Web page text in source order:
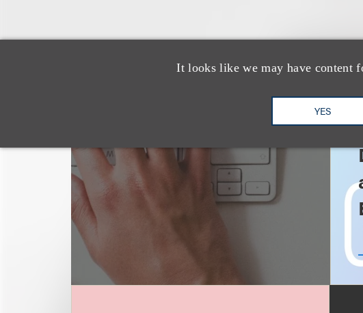
It looks like we may have content
YES